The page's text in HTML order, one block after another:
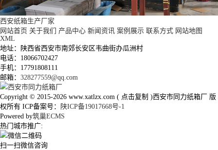
西安纸箱生产厂家
网站首页 关于我们 产品中心 新闻资讯 案例展示 联系方式 网站地图
XML
地址：陕西省西安市南郊长安区韦曲街办瓜洲村
电话：18066702427
手机：17791808111
邮箱： 328277559@qq.com
Copyright © 2015-2026 www.xatlzx.com ( 点击复制 )西安市同力纸箱厂 版
权所有 ICP备案号：
陕ICP备19017668号-1
Powered by筑巢ECMS
热门城市推广:
扫一扫微信咨询